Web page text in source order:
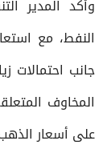
وأكد المدير
النفط، مع
جانب احتمالات
المخاوف
على أسعار